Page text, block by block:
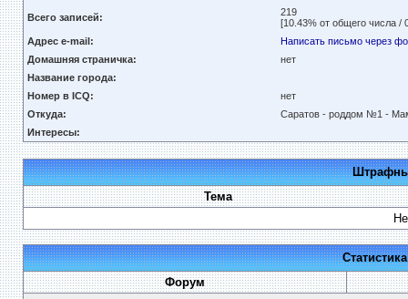
Всего записей:
219
[10.43% от общего числа /
Адрес e-mail:
Написать письмо через
Домашняя страничка:
нет
Название города:
Номер в ICQ:
нет
Откуда:
Саратов - роддом №1 -
Интересы:
Тема
Форум